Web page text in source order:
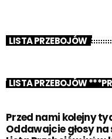
LISTA PRZEBOJÓW
LISTA PRZEBOJÓW
Przed nami kolejny
Oddawajcie głosy